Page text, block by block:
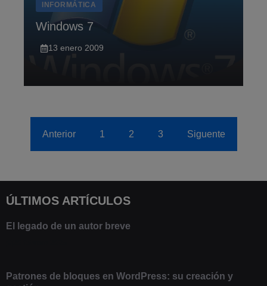
INFORMÁTICA
Windows 7
13 enero 2009
Anterior 1 2 3 Siguente
ÚLTIMOS ARTÍCULOS
El legado de un autor breve
Patrones de bloques en WordPress: su creación y